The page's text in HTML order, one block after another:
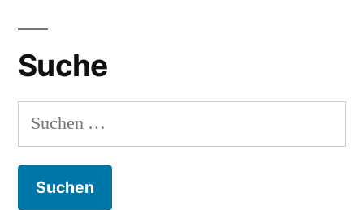
Suche
Suchen
nach: